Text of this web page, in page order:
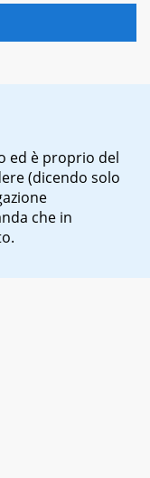
ed è proprio del
(dicendo solo
che in